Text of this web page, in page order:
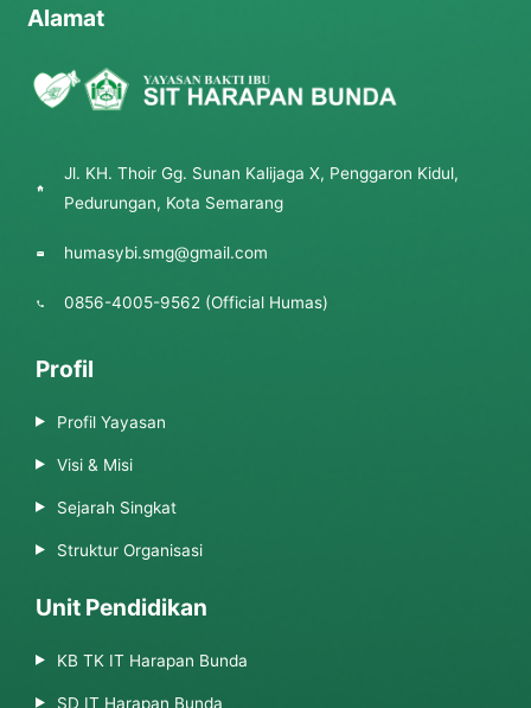
Alamat
Jl. KH. Thoir Gg. Sunan Kalijaga X, Penggaron Kidul,
Pedurungan, Kota Semarang
humasybi.smg@gmail.com
0856-4005-9562 (Official Humas)
Profil
Profil Yayasan
Visi & Misi
Sejarah Singkat
Struktur Organisasi
Unit Pendidikan
KB TK IT Harapan Bunda
SD IT Harapan Bunda